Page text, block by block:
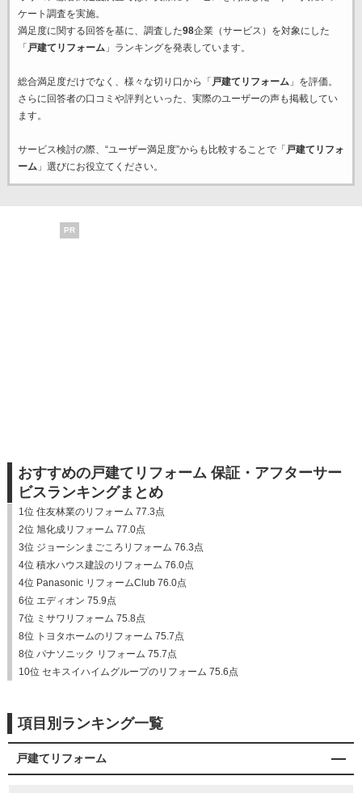
ケート調査を実施。
満足度に関する回答を基に、調査した98企業（サービス）を対象にした
「 戸建てリフォーム」ランキングを発表しています。
総合満足度だけでなく、様々な切り口から「 戸建てリフォーム」を評価。
さらに回答者の口コミや評判といった、実際のユーザーの声も掲載してい
ます。
サービス検討の際、“ユーザー満足度”からも比較することで「 戸建てリフォ
ーム」選びにお役立てください。
PR
おすすめの戸建てリフォーム 保証・アフターサー
ビスランキングまとめ
1位 住友林業のリフォーム 77.3点
2位 旭化成リフォーム 77.0点
3位 ジョーシンまごころリフォーム 76.3点
4位 積水ハウス建設のリフォーム 76.0点
4位 Panasonic リフォームClub 76.0点
6位 エディオン 75.9点
7位 ミサワリフォーム 75.8点
8位 トヨタホームのリフォーム 75.7点
8位 パナソニック リフォーム 75.7点
10位 セキスイハイムグループのリフォーム 75.6点
項目別ランキング一覧
戸建てリフォーム